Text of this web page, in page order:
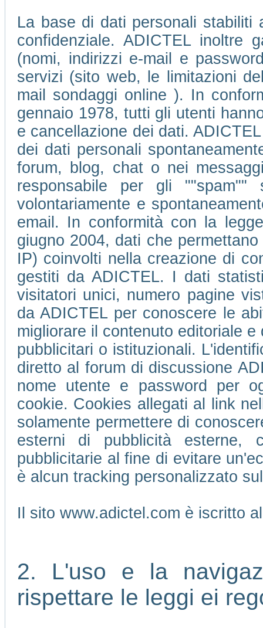
La base di dati personali stabiliti
confidenziale. ADICTEL inoltre
(nomi, indirizzi e-mail e
servizi (sito web, le limitazioni
mail sondaggi online ). In
gennaio 1978, tutti gli utenti
e cancellazione dei dati.
dei dati personali
forum, blog, chat o nei
responsabile per gli
volontariamente e
email. In conformità con la
giugno 2004, dati che
IP) coinvolti nella creazione di
gestiti da ADICTEL. I dati
visitatori unici, numero pagine
da ADICTEL per conoscere le
migliorare il contenuto editoriale
pubblicitari o istituzionali.
diretto al forum di discussione
nome utente e password per
cookie. Cookies allegati al link
solamente permettere di
esterni di pubblicità esterne,
pubblicitarie al fine di evitare
è alcun tracking personalizzato
Il sito www.adictel.com è iscritto
2. L'uso e la
rispettare le leggi ei